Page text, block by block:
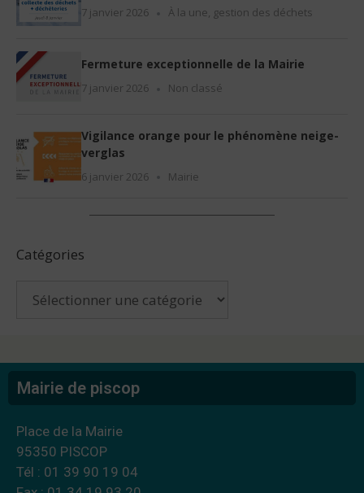
7 janvier 2026 À la une, gestion des déchets
Fermeture exceptionnelle de la Mairie
7 janvier 2026 Non classé
Vigilance orange pour le phénomène neige-
verglas
6 janvier 2026 Mairie
Catégories
Mairie de piscop
Place de la Mairie
95350 PISCOP
Tél : 01 39 90 19 04